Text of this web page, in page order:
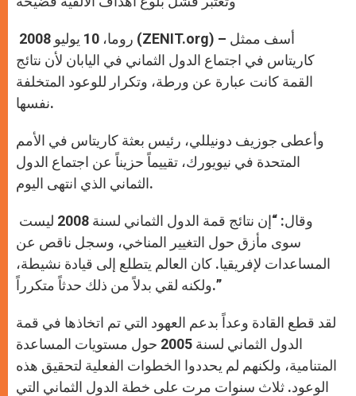
p e k
كاريتاس في اجتماع الدول الثماني في اليابان لأن نتائج
القمة كانت عبارة عن ورطة، وتكرار للوعود المتخلفة
نفسها.
وأعطى جوزيف دونيللي، رئيس بعثة كاريتاس في الأمم
المتحدة في نيويورك، تقييماً حزيناً عن اجتماع الدول
الثماني الذي انتهى اليوم.
سوى مأزق حول التغيير المناخي، وسجل ناقص عن
المساعدات لإفريقيا. كان العالم يتطلع إلى قيادة نشيطة،
ولكنه لقي بدلاً من ذلك حدثاً متكرراً.”
لقد قطع القادة وعداً بدعم العهود التي تم اتخاذها في قمة
الدول الثماني لسنة 2005 حول مستويات المساعدة
المتنامية، ولكنهم لم يحددوا الخطوات الفعلية لتحقيق هذه
الوعود. ثلاث سنوات مرت على خطة الدول الثماني التي